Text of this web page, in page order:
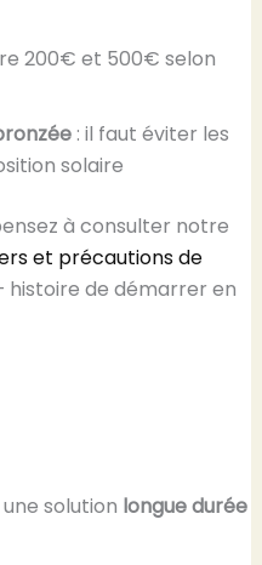
200€ et 500€ selon
: il faut éviter les
solaire
à consulter notre
et précautions de
de démarrer en
solution longue durée